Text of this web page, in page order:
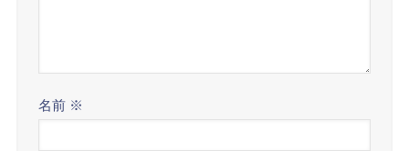
名前 ※